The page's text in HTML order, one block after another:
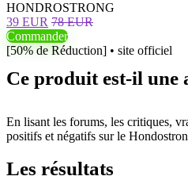
HONDROSTRONG
39 EUR 78 EUR
Commander
[50% de Réduction] • site officiel
Ce produit est-il une
En lisant les forums, les critiques,
positifs et négatifs sur le
Les résultats